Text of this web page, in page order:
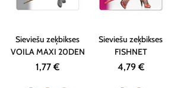
Sieviešu zeķbikses
VOILA MAXI 20DEN
Cena
1,77 €
Sieviešu zeķbikses
FISHNET
Cena
4,79 €